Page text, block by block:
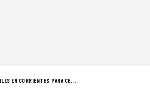
EN CORRIENTES PARA CE...